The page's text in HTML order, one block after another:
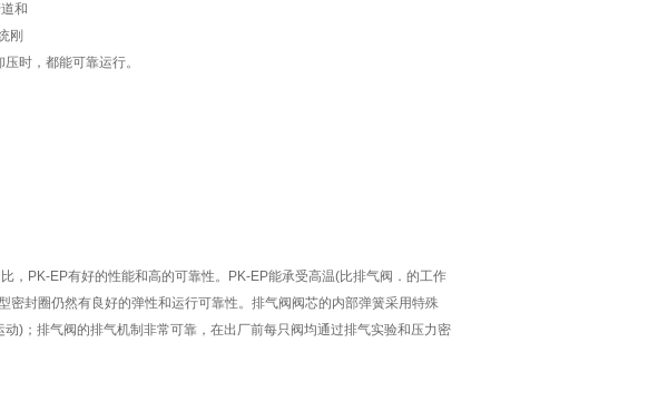
和
刚
时，都能可靠运行。
，PK-EP有好的性能和高的可靠性。PK-EP能承受高温(比排气阀．的工作
封圈仍然有良好的弹性和运行可靠性。排气阀阀芯的内部弹簧采用特殊
)；排气阀的排气机制非常可靠，在出厂前每只阀均通过排气实验和压力密